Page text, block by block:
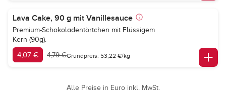
Lava Cake, 90 g mit Vanillesauce
Premium-Schokoladentörtchen mit Flüssigem
Kern (90g).
4,07 € 4,79 €Grundpreis: 53,22 €/kg
Alle Preise in Euro inkl. MwSt.